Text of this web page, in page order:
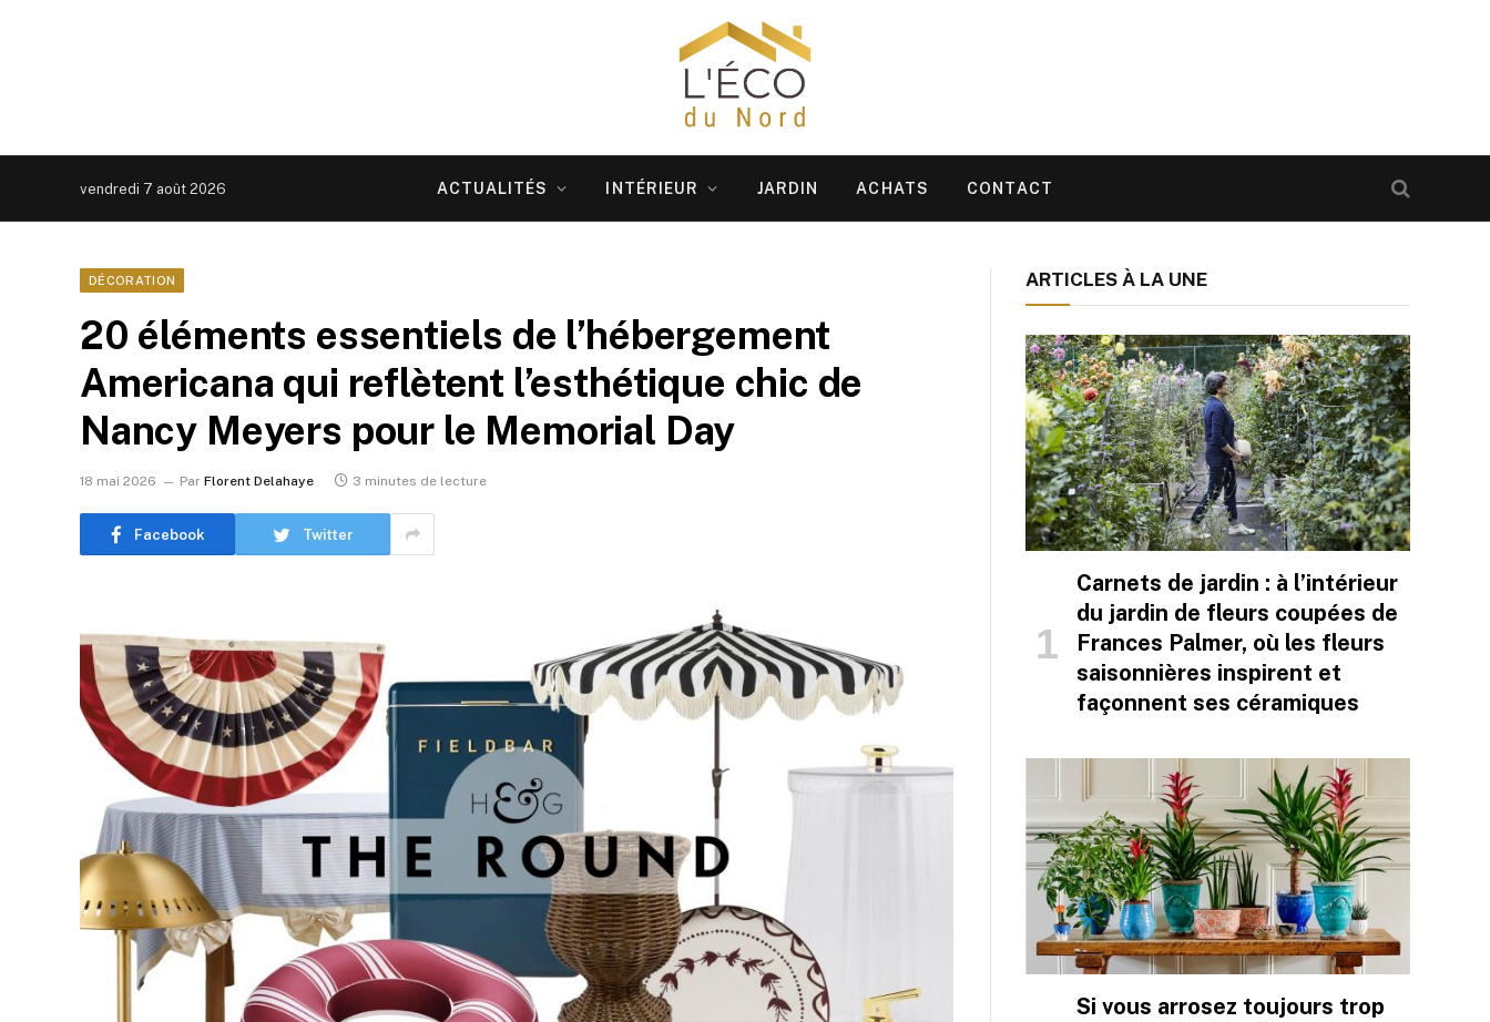
vendredi 7 août 2026 ACTUALITÉS INTÉRIEUR JARDIN ACHATS CONTACT
DÉCORATION
20 éléments essentiels de l’hébergement
Americana qui reflètent l’esthétique chic de
Nancy Meyers pour le Memorial Day
18 mai 2026 Par Florent Delahaye 3 minutes de lecture
Facebook Twitter
ARTICLES À LA UNE
Carnets de jardin : à l’intérieur
du jardin de fleurs coupées de
Frances Palmer, où les fleurs
saisonnières inspirent et
façonnent ses céramiques
Si vous arrosez toujours trop